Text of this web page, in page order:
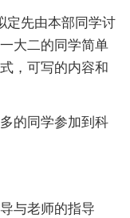
定先由本部同学讨
大二的同学简单
，可写的内容和
的同学参加到科
与老师的指导